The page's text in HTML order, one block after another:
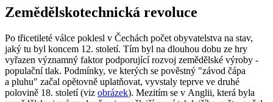
Zemědělskotechnická revoluce
Po třicetileté válce poklesl v Čechách počet obyvatelstva na stav,
jaký tu byl koncem 12. století. Tím byl na dlouhou dobu ze hry
vyřazen významný faktor podporující rozvoj zemědělské výroby -
populační tlak. Podmínky, ve kterých se pověstný "závod čápa
a pluhu" začal opětovně uplatňovat, vyvstaly teprve ve druhé
polovině 18. století (viz obrázek). Mezitím se v Anglii, která byla